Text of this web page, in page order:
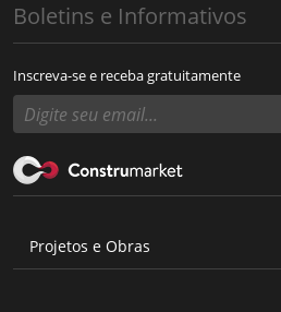
Boletins e Informativos
Inscreva-se e receba gratuitamente
Projetos e Obras